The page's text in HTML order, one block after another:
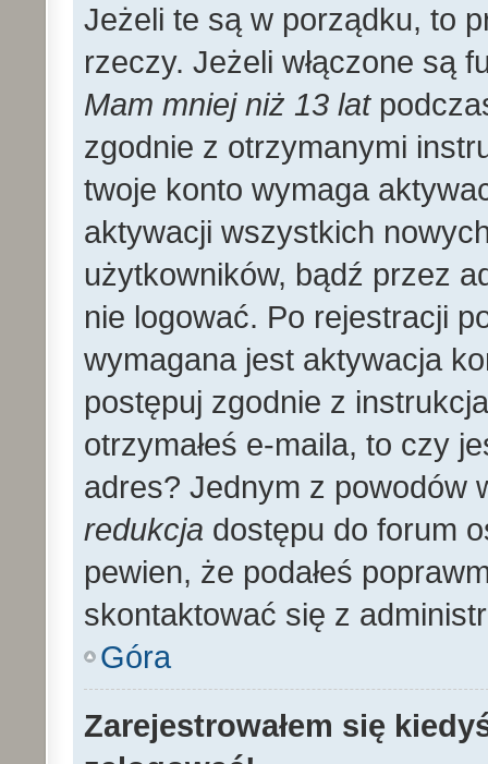
Jeżeli te są w porządku, to
rzeczy. Jeżeli włączone są
Mam mniej niż 13 lat
zgodnie z otrzymanymi
twoje konto wymaga
aktywacji wszystkich
użytkowników, bądź przez
nie logować. Po rejestracji
wymagana jest aktywacja
postępuj zgodnie z
otrzymałeś e-maila, to czy
adres? Jednym z powodów
redukcja dostępu do forum
pewien, że podałeś
skontaktować się z
Góra
Zarejestrowałem się